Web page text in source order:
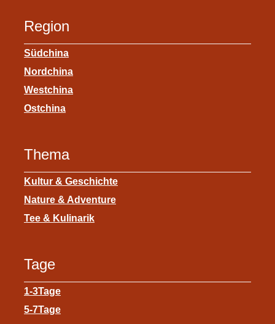
Region
Südchina
Nordchina
Westchina
Ostchina
Thema
Kultur & Geschichte
Nature & Adventure
Tee & Kulinarik
Tage
1-3Tage
5-7Tage